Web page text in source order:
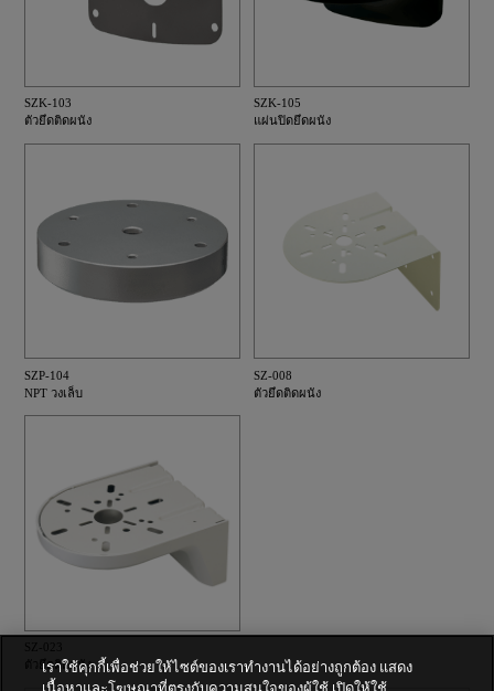
SZK-103
ตัวยึดติดผนัง
SZK-105
แผ่นปิดยึดผนัง
SZP-104
NPT วงเล็บ
SZ-008
ตัวยึดติดผนัง
SZ-023
ตัวยึดติดผนัง
เราใช้คุกกี้เพื่อช่วยให้ไซต์ของเราทำงานได้อย่างถูกต้อง แสดง